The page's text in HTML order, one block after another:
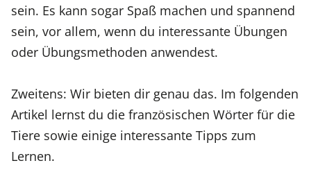
sein. Es kann sogar Spaß machen und spannend
sein, vor allem, wenn du interessante Übungen
oder Übungsmethoden anwendest.
Zweitens: Wir bieten dir genau das. Im folgenden
Artikel lernst du die französischen Wörter für die
Tiere sowie einige interessante Tipps zum
Lernen.